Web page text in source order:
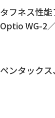
タフネス性
Optio WG-2／
ペンタックス